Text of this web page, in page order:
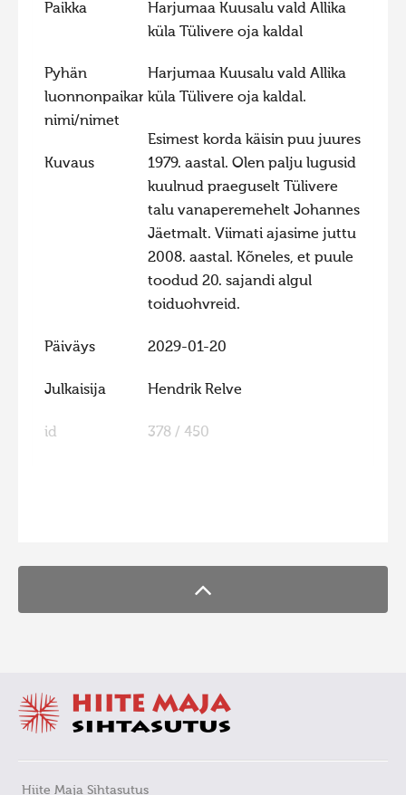
Hiite kuvavõistlus 2015
Hiite kuvavõistlus 2014
Hiite kuvavõistlus 2013
Hiite kuvavõistlus 2012
Hiite kuvavõistlus 2011
Hiite kuvavõistlus 2010
Hiite kuvavõistlus 2008
Paikka
Harjumaa Kuusalu vald Allika
küla Tülivere oja kaldal
Pyhän
luonnonpaikan
nimi/nimet
Harjumaa Kuusalu vald Allika
küla Tülivere oja kaldal.
Kuvaus
Esimest korda käisin puu juures
1979. aastal. Olen palju lugusid
kuulnud praeguselt Tülivere
talu vanaperemehelt Johannes
Jäetmalt. Viimati ajasime juttu
2008. aastal. Kõneles, et puule
toodud 20. sajandi algul
toiduohvreid.
Päiväys 2029-01-20
Julkaisija Hendrik Relve
id 378 / 450
Hiite Maja Sihtasutus